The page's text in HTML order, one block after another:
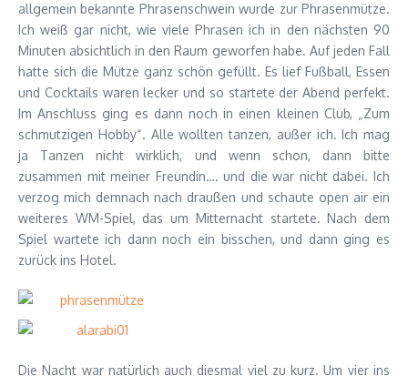
allgemein bekannte Phrasenschwein wurde zur Phrasenmütze.
Ich weiß gar nicht, wie viele Phrasen ich in den nächsten 90
Minuten absichtlich in den Raum geworfen habe. Auf jeden Fall
hatte sich die Mütze ganz schön gefüllt. Es lief Fußball, Essen
und Cocktails waren lecker und so startete der Abend perfekt.
Im Anschluss ging es dann noch in einen kleinen Club, „Zum
schmutzigen Hobby“. Alle wollten tanzen, außer ich. Ich mag
ja Tanzen nicht wirklich, und wenn schon, dann bitte
zusammen mit meiner Freundin…. und die war nicht dabei. Ich
verzog mich demnach nach draußen und schaute open air ein
weiteres WM-Spiel, das um Mitternacht startete. Nach dem
Spiel wartete ich dann noch ein bisschen, und dann ging es
zurück ins Hotel.
Die Nacht war natürlich auch diesmal viel zu kurz. Um vier ins